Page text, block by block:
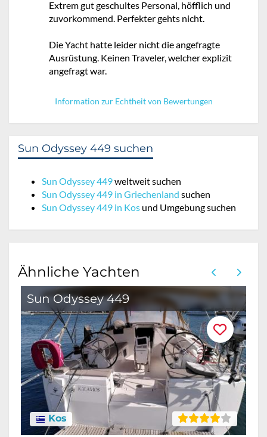
Extrem gut geschultes Personal, höfflich und
zuvorkommend. Perfekter gehts nicht.
Die Yacht hatte leider nicht die angefragte
Ausrüstung. Keinen Traveler, welcher explizit
angefragt war.
Information zur Echtheit von Bewertungen
Sun Odyssey 449 suchen
Sun Odyssey 449weltweit suchen
Sun Odyssey 449 in Griechenland suchen
Sun Odyssey 449 in Kos und Umgebung suchen
Ähnliche Yachten
Sun Odyssey 449
Kos